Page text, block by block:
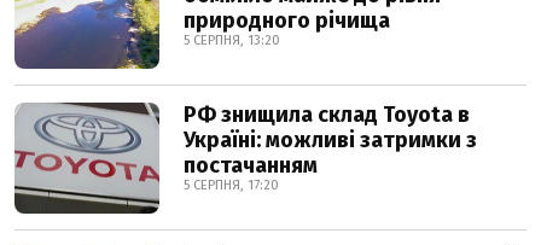
природного річища
5 СЕРПНЯ, 13:20
РФ знищила склад Toyota в
Україні: можливі затримки з
постачанням
5 СЕРПНЯ, 17:20